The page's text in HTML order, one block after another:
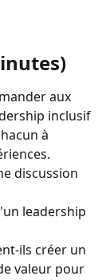
aux
inclusif
à
discussion
leadership
ils créer un
valeur pour